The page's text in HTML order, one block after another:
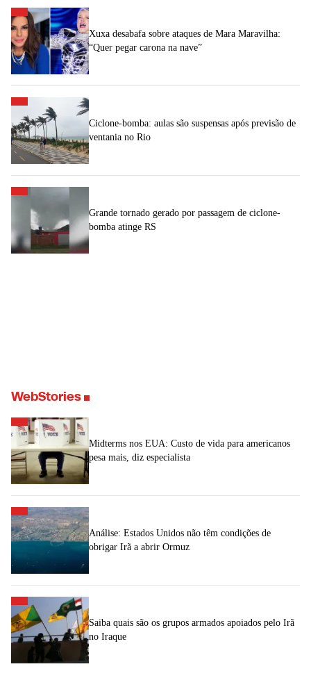
Xuxa desabafa sobre ataques de Mara Maravilha:
“Quer pegar carona na nave”
Ciclone-bomba: aulas são suspensas após previsão de
ventania no Rio
Grande tornado gerado por passagem de ciclone-
bomba atinge RS
WebStories
Midterms nos EUA: Custo de vida para americanos
pesa mais, diz especialista
Análise: Estados Unidos não têm condições de
obrigar Irã a abrir Ormuz
Saiba quais são os grupos armados apoiados pelo Irã
no Iraque